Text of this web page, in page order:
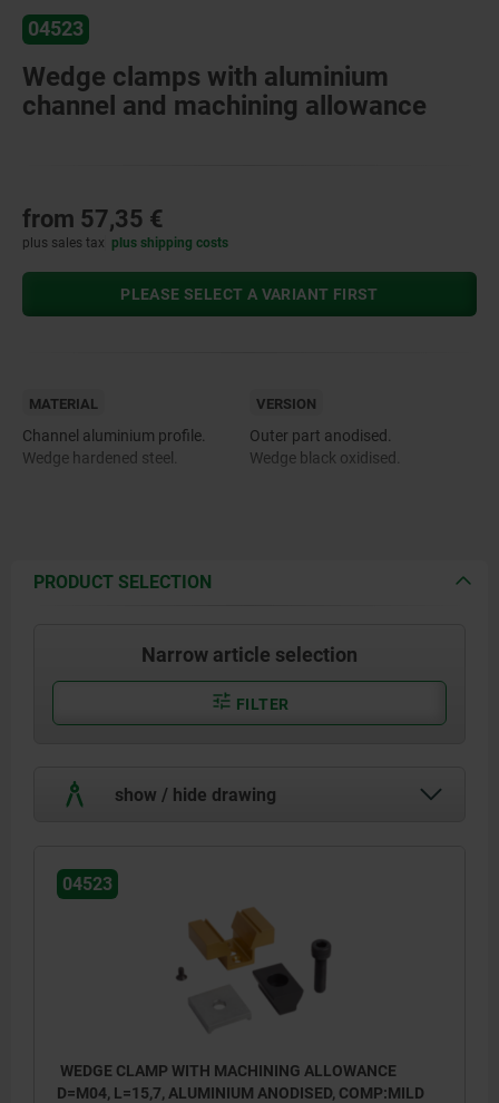
04523
Wedge clamps with aluminium
channel and machining allowance
from 57,35 €
plus sales tax plus shipping costs
PLEASE SELECT A VARIANT FIRST
MATERIAL
Channel aluminium profile.
Wedge hardened steel.
VERSION
Outer part anodised.
Wedge black oxidised.
PRODUCT SELECTION
Narrow article selection
FILTER
show / hide drawing
04523
WEDGE CLAMP WITH MACHINING ALLOWANCE
D=M04, L=15,7, ALUMINIUM ANODISED, COMP:MILD